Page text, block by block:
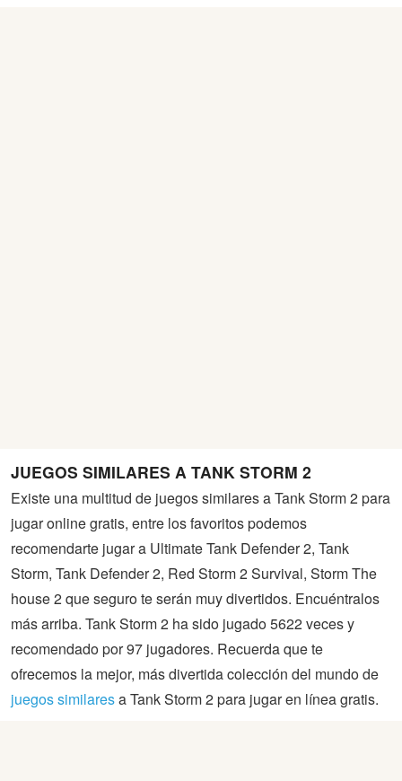
JUEGOS SIMILARES A TANK STORM 2
Existe una multitud de juegos similares a Tank Storm 2 para
jugar online gratis, entre los favoritos podemos
recomendarte jugar a Ultimate Tank Defender 2, Tank
Storm, Tank Defender 2, Red Storm 2 Survival, Storm The
house 2 que seguro te serán muy divertidos. Encuéntralos
más arriba. Tank Storm 2 ha sido jugado 5622 veces y
recomendado por 97 jugadores. Recuerda que te
ofrecemos la mejor, más divertida colección del mundo de
juegos similaresa Tank Storm 2 para jugar en línea gratis.